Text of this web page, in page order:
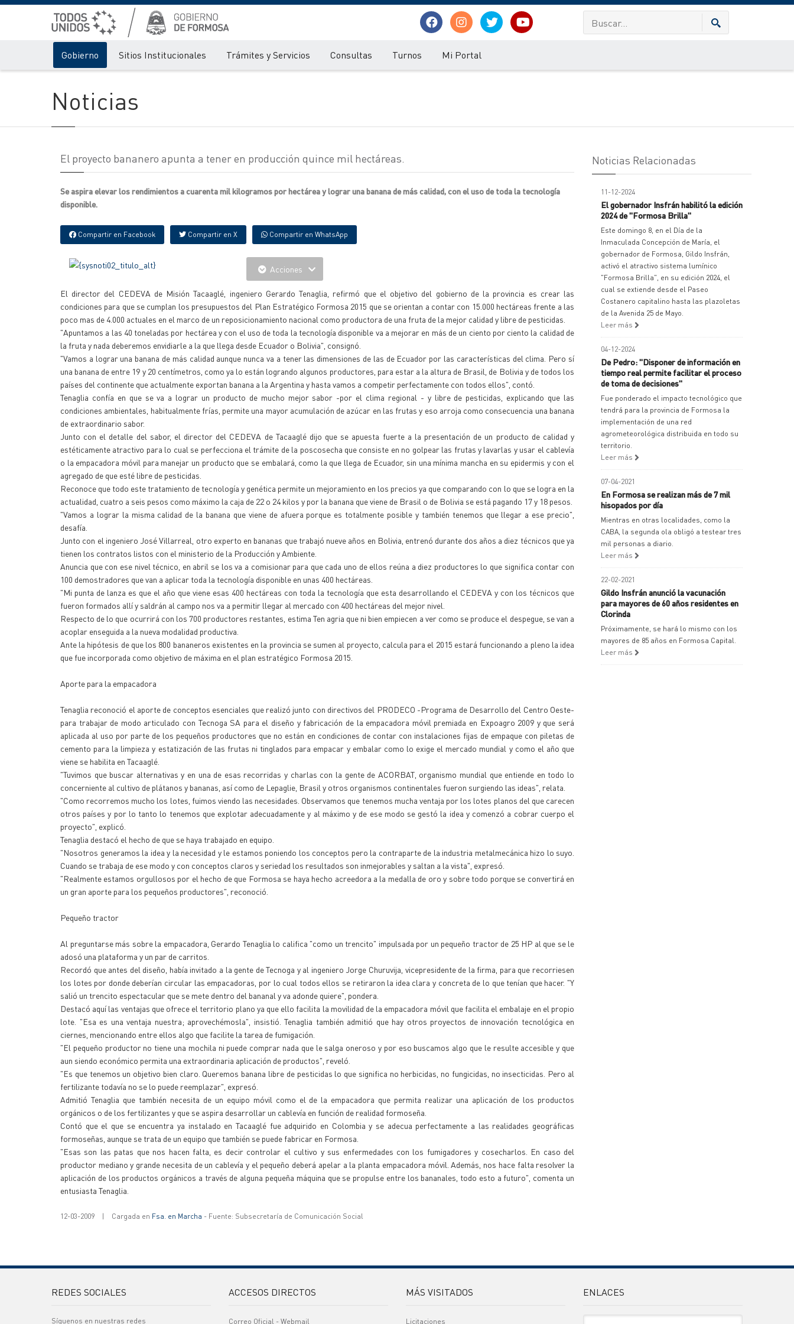
Gobierno Sitios Institucionales Trámites y Servicios Consultas Turnos Mi Portal
Noticias
El proyecto bananero apunta a tener en producción quince mil hectáreas.
Se aspira elevar los rendimientos a cuarenta mil kilogramos por hectárea y lograr una banana de más calidad, con el uso de toda la tecnología
disponible.
Compartir en Facebook Compartir en X Compartir en WhatsApp
Acciones
El director del CEDEVA de Misión Tacaaglé, ingeniero Gerardo Tenaglia, refirmó que el objetivo del gobierno de la provincia es crear las
condiciones para que se cumplan los presupuestos del Plan Estratégico Formosa 2015 que se orientan a contar con 15.000 hectáreas frente a las
poco mas de 4.000 actuales en el marco de un reposicionamiento nacional como productora de una fruta de la mejor calidad y libre de pesticidas.
"Apuntamos a las 40 toneladas por hectárea y con el uso de toda la tecnología disponible va a mejorar en más de un ciento por ciento la calidad de
la fruta y nada deberemos envidiarle a la que llega desde Ecuador o Bolivia", consignó.
"Vamos a lograr una banana de más calidad aunque nunca va a tener las dimensiones de las de Ecuador por las características del clima. Pero sí
una banana de entre 19 y 20 centímetros, como ya lo están logrando algunos productores, para estar a la altura de Brasil, de Bolivia y de todos los
países del continente que actualmente exportan banana a la Argentina y hasta vamos a competir perfectamente con todos ellos", contó.
Tenaglia confía en que se va a lograr un producto de mucho mejor sabor -por el clima regional - y libre de pesticidas, explicando que las
condiciones ambientales, habitualmente frías, permite una mayor acumulación de azúcar en las frutas y eso arroja como consecuencia una banana
de extraordinario sabor.
Junto con el detalle del sabor, el director del CEDEVA de Tacaaglé dijo que se apuesta fuerte a la presentación de un producto de calidad y
estéticamente atractivo para lo cual se perfecciona el trámite de la poscosecha que consiste en no golpear las frutas y lavarlas y usar el cablevía
o la empacadora móvil para manejar un producto que se embalará, como la que llega de Ecuador, sin una mínima mancha en su epidermis y con el
agregado de que esté libre de pesticidas.
Reconoce que todo este tratamiento de tecnología y genética permite un mejoramiento en los precios ya que comparando con lo que se logra en la
actualidad, cuatro a seis pesos como máximo la caja de 22 o 24 kilos y por la banana que viene de Brasil o de Bolivia se está pagando 17 y 18 pesos.
"Vamos a lograr la misma calidad de la banana que viene de afuera porque es totalmente posible y también tenemos que llegar a ese precio",
desafía.
Junto con el ingeniero José Villarreal, otro experto en bananas que trabajó nueve años en Bolivia, entrenó durante dos años a diez técnicos que ya
tienen los contratos listos con el ministerio de la Producción y Ambiente.
Anuncia que con ese nivel técnico, en abril se los va a comisionar para que cada uno de ellos reúna a diez productores lo que significa contar con
100 demostradores que van a aplicar toda la tecnología disponible en unas 400 hectáreas.
"Mi punta de lanza es que el año que viene esas 400 hectáreas con toda la tecnología que esta desarrollando el CEDEVA y con los técnicos que
fueron formados allí y saldrán al campo nos va a permitir llegar al mercado con 400 hectáreas del mejor nivel.
Respecto de lo que ocurrirá con los 700 productores restantes, estima Ten agria que ni bien empiecen a ver como se produce el despegue, se van a
acoplar enseguida a la nueva modalidad productiva.
Ante la hipótesis de que los 800 bananeros existentes en la provincia se sumen al proyecto, calcula para el 2015 estará funcionando a pleno la idea
que fue incorporada como objetivo de máxima en el plan estratégico Formosa 2015.
Aporte para la empacadora
Tenaglia reconoció el aporte de conceptos esenciales que realizó junto con directivos del PRODECO -Programa de Desarrollo del Centro Oeste-
para trabajar de modo articulado con Tecnoga SA para el diseño y fabricación de la empacadora móvil premiada en Expoagro 2009 y que será
aplicada al uso por parte de los pequeños productores que no están en condiciones de contar con instalaciones fijas de empaque con piletas de
cemento para la limpieza y estatización de las frutas ni tinglados para empacar y embalar como lo exige el mercado mundial y como el año que
viene se habilita en Tacaaglé.
"Tuvimos que buscar alternativas y en una de esas recorridas y charlas con la gente de ACORBAT, organismo mundial que entiende en todo lo
concerniente al cultivo de plátanos y bananas, así como de Lepaglie, Brasil y otros organismos continentales fueron surgiendo las ideas", relata.
"Como recorremos mucho los lotes, fuimos viendo las necesidades. Observamos que tenemos mucha ventaja por los lotes planos del que carecen
otros países y por lo tanto lo tenemos que explotar adecuadamente y al máximo y de ese modo se gestó la idea y comenzó a cobrar cuerpo el
proyecto", explicó.
Tenaglia destacó el hecho de que se haya trabajado en equipo.
"Nosotros generamos la idea y la necesidad y le estamos poniendo los conceptos pero la contraparte de la industria metalmecánica hizo lo suyo.
Cuando se trabaja de ese modo y con conceptos claros y seriedad los resultados son inmejorables y saltan a la vista", expresó.
"Realmente estamos orgullosos por el hecho de que Formosa se haya hecho acreedora a la medalla de oro y sobre todo porque se convertirá en
un gran aporte para los pequeños productores", reconoció.
Pequeño tractor
Al preguntarse más sobre la empacadora, Gerardo Tenaglia lo califica "como un trencito" impulsada por un pequeño tractor de 25 HP al que se le
adosó una plataforma y un par de carritos.
Recordó que antes del diseño, había invitado a la gente de Tecnoga y al ingeniero Jorge Churuvija, vicepresidente de la firma, para que recorriesen
los lotes por donde deberían circular las empacadoras, por lo cual todos ellos se retiraron la idea clara y concreta de lo que tenían que hacer. "Y
salió un trencito espectacular que se mete dentro del bananal y va adonde quiere", pondera.
Destacó aquí las ventajas que ofrece el territorio plano ya que ello facilita la movilidad de la empacadora móvil que facilita el embalaje en el propio
lote. "Esa es una ventaja nuestra; aprovechémosla", insistió. Tenaglia también admitió que hay otros proyectos de innovación tecnológica en
ciernes, mencionando entre ellos algo que facilite la tarea de fumigación.
"El pequeño productor no tiene una mochila ni puede comprar nada que le salga oneroso y por eso buscamos algo que le resulte accesible y que
aun siendo económico permita una extraordinaria aplicación de productos", reveló.
"Es que tenemos un objetivo bien claro. Queremos banana libre de pesticidas lo que significa no herbicidas, no fungicidas, no insecticidas. Pero al
fertilizante todavía no se lo puede reemplazar", expresó.
Admitió Tenaglia que también necesita de un equipo móvil como el de la empacadora que permita realizar una aplicación de los productos
orgánicos o de los fertilizantes y que se aspira desarrollar un cablevía en función de realidad formoseña.
Contó que el que se encuentra ya instalado en Tacaaglé fue adquirido en Colombia y se adecua perfectamente a las realidades geográficas
formoseñas, aunque se trata de un equipo que también se puede fabricar en Formosa.
"Esas son las patas que nos hacen falta, es decir controlar el cultivo y sus enfermedades con los fumigadores y cosecharlos. En caso del
productor mediano y grande necesita de un cablevía y el pequeño deberá apelar a la planta empacadora móvil. Además, nos hace falta resolver la
aplicación de los productos orgánicos a través de alguna pequeña máquina que se propulse entre los bananales, todo esto a futuro", comenta un
entusiasta Tenaglia.
12-03-2009 | Cargada en Fsa. en Marcha - Fuente: Subsecretaría de Comunicación Social
Noticias Relacionadas
11-12-2024
El gobernador Insfrán habilitó la edición
2024 de "Formosa Brilla"
Este domingo 8, en el Día de la
Inmaculada Concepción de María, el
gobernador de Formosa, Gildo Insfrán,
activó el atractivo sistema lumínico
"Formosa Brilla", en su edición 2024, el
cual se extiende desde el Paseo
Costanero capitalino hasta las plazoletas
de la Avenida 25 de Mayo.
Leer más
04-12-2024
De Pedro: "Disponer de información en
tiempo real permite facilitar el proceso
de toma de decisiones"
Fue ponderado el impacto tecnológico que
tendrá para la provincia de Formosa la
implementación de una red
agrometeorológica distribuida en todo su
territorio.
Leer más
07-04-2021
En Formosa se realizan más de 7 mil
hisopados por día
Mientras en otras localidades, como la
CABA, la segunda ola obligó a testear tres
mil personas a diario.
Leer más
22-02-2021
Gildo Insfrán anunció la vacunación
para mayores de 60 años residentes en
Clorinda
Próximamente, se hará lo mismo con los
mayores de 85 años en Formosa Capital.
Leer más
REDES SOCIALES
Síguenos en nuestras redes
ACCESOS DIRECTOS
Correo Oficial - Webmail
MÁS VISITADOS
Licitaciones
ENLACES